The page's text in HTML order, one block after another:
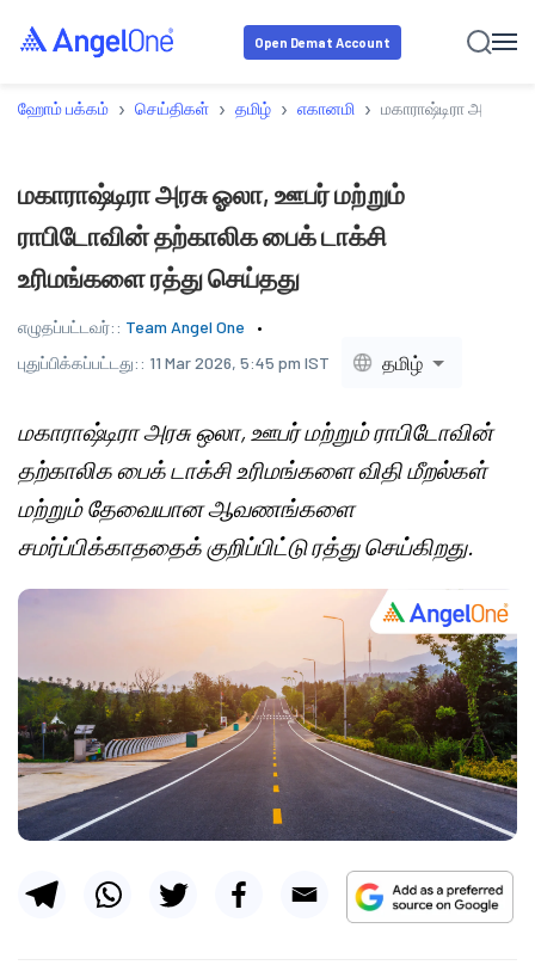
Open Demat Account
ஹோம் பக்கம் › செய்திகள் › தமிழ் › எகானமி › மகாராஷ்டிரா அரசு
மகாராஷ்டிரா அரசு ஓலா, ஊபர் மற்றும்
ராபிடோவின் தற்காலிக பைக் டாக்சி
உரிமங்களை ரத்து செய்தது
எழுதப்பட்டவர்:: Team Angel One
புதுப்பிக்கப்பட்டது:: 11 Mar 2026, 5:45 pm IST தமிழ்
மகாராஷ்டிரா அரசு ஒலா, ஊபர் மற்றும் ராபிடோவின்
தற்காலிக பைக் டாக்சி உரிமங்களை விதி மீறல்கள்
மற்றும் தேவையான ஆவணங்களை
சமர்ப்பிக்காததைக் குறிப்பிட்டு ரத்து செய்கிறது.